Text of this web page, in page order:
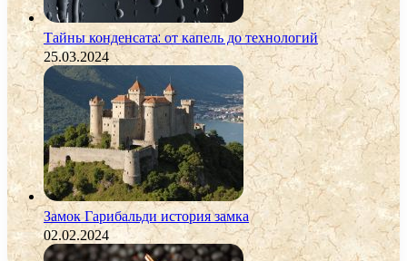
Тайны конденсата: от капель до технологий
25.03.2024
Замок Гарибальди история замка
02.02.2024